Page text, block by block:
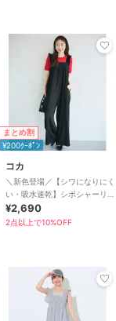
まとめ割
¥200ｸｰﾎﾟﾝ
コカ
＼新色登場／【シワになりにく
い・吸水速乾】シボシャーリン
グフリルオールインワン 全2色
¥2,690
2点以上で10%OFF